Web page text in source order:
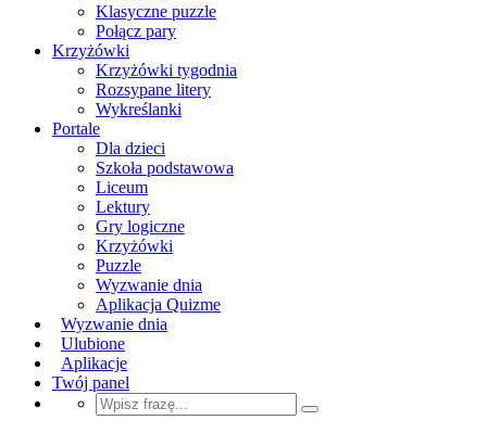
Klasyczne puzzle
Połącz pary
Krzyżówki
Krzyżówki tygodnia
Rozsypane litery
Wykreślanki
Portale
Dla dzieci
Szkoła podstawowa
Liceum
Lektury
Gry logiczne
Krzyżówki
Puzzle
Wyzwanie dnia
Aplikacja Quizme
Wyzwanie dnia
Ulubione
Aplikacje
Twój panel